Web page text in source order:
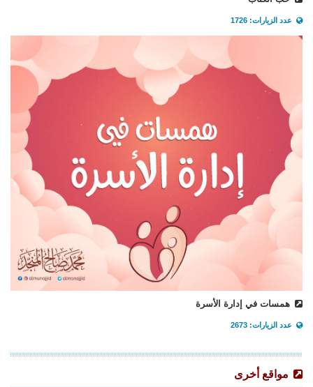
عدد الزيارات: 1726
همسات في إدارة الأسرة
عدد الزيارات: 2673
مواقع أخرى